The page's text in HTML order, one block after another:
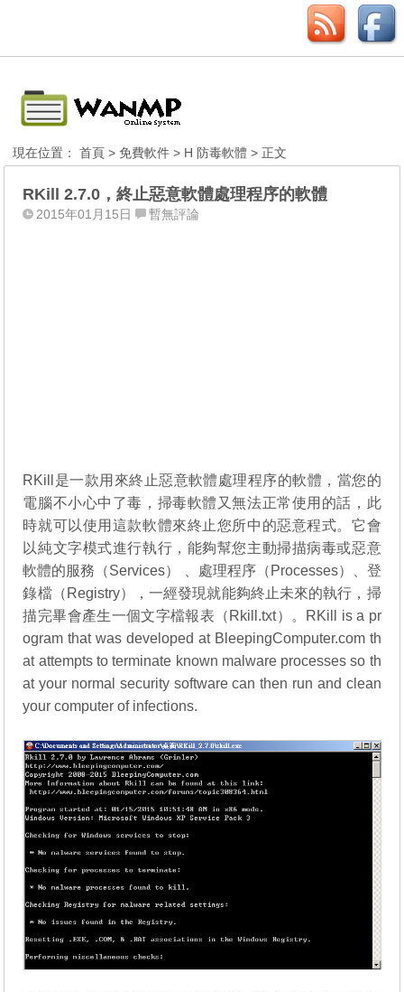
現在位置：首頁 >免費軟件 > H 防毒軟體 > 正文
RKill 2.7.0，終止惡意軟體處理程序的軟體
2015年01月15日 暫無評論
RKill是一款用來終止惡意軟體處理程序的軟體，當您的
電腦不小心中了毒，掃毒軟體又無法正常使用的話，此
時就可以使用這款軟體來終止您所中的惡意程式。它會
以純文字模式進行執行，能夠幫您主動掃描病毒或惡意
軟體的服務（Services） 、處理程序（Processes）、登
錄檔（Registry），一經發現就能夠終止未來的執行，掃
描完畢會產生一個文字檔報表（Rkill.txt）。RKill is a pr
ogram that was developed at BleepingComputer.com th
at attempts to terminate known malware processes so th
at your normal security software can then run and clean
your computer of infections.